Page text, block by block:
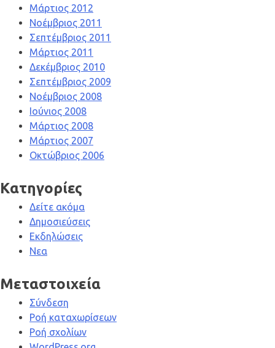
Μάρτιος 2012
Νοέμβριος 2011
Σεπτέμβριος 2011
Μάρτιος 2011
Δεκέμβριος 2010
Σεπτέμβριος 2009
Νοέμβριος 2008
Ιούνιος 2008
Μάρτιος 2008
Μάρτιος 2007
Οκτώβριος 2006
Kατηγορίες
Δείτε ακόμα
Δημοσιεύσεις
Εκδηλώσεις
Νεα
Μεταστοιχεία
Σύνδεση
Ροή καταχωρίσεων
Ροή σχολίων